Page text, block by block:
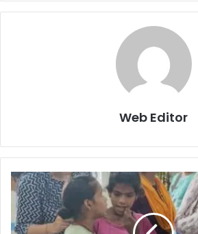
Web Editor